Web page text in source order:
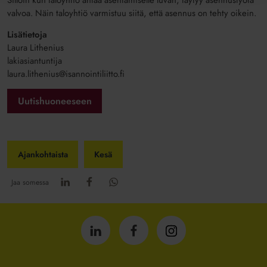
valvoa. Näin taloyhtiö varmistuu siitä, että asennus on tehty oikein.
Lisätietoja
Laura Lithenius
lakiasiantuntija
laura.lithenius@isannointiliitto.fi
Uutishuoneeseen
Ajankohtaista Kesä
Jaa somessa
IsännöintiliittoIsännöintiliittoIsännöintiliitto